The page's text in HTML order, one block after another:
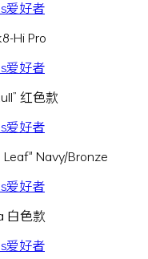
Hi Pro
红色款
Leaf" Navy/Bronze
白色款